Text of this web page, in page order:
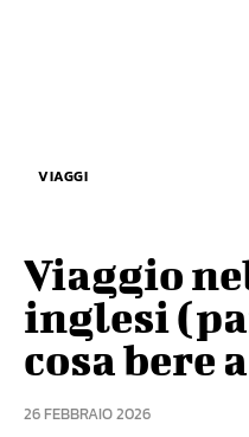
VIAGGI
Viaggio
inglesi
cosa bere
26 FEBBRAIO 2026